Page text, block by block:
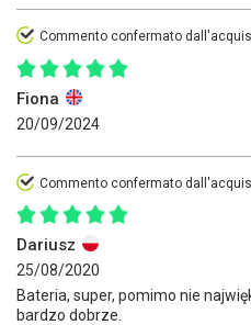
Commento confermato
Fiona
20/09/2024
Commento confermato
Dariusz
25/08/2020
Bateria, super, pomimo nie
bardzo dobrze.